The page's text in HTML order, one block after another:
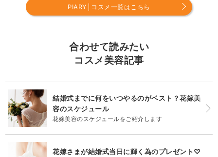
PIARY│コスメ一覧はこちら
合わせて読みたい
コスメ美容記事
結婚式までに何をいつやるのがベスト？花嫁美
容のスケジュール
花嫁美容のスケジュールをご紹介します
花嫁さまが結婚式当日に輝く為のプレゼント♡